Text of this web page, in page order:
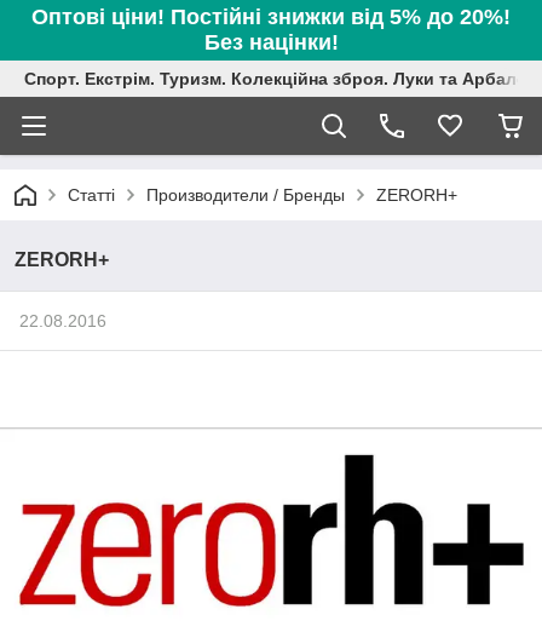
Оптові ціни! Постійні знижки від 5% до 20%!
Без націнки!
Спорт. Екстрім. Туризм. Колекційна зброя. Луки та
Статті Производители / Бренды ZERORH+
ZERORH+
22.08.2016